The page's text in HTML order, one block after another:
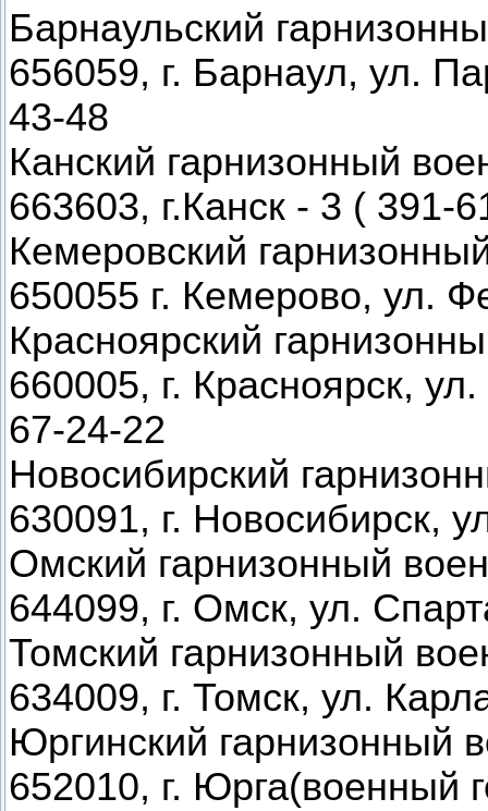
Барнаульский
656059, г. Барнаул, ул.
43-48
Канский гарнизонный
663603, г.Канск - 3 ( 391-
Кемеровский
650055 г. Кемерово, ул.
Красноярский
660005, г. Красноярск,
67-24-22
Новосибирский
630091, г. Новосибирск,
Омский гарнизонный
644099, г. Омск, ул.
Томский гарнизонный
634009, г. Томск, ул.
Юргинский гарнизонный
652010, г. Юрга(военный